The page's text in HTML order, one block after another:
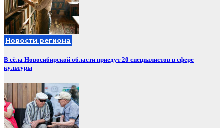
Новости региона
В сёла Новосибирской области приедут 20 специалистов в сфере
культуры